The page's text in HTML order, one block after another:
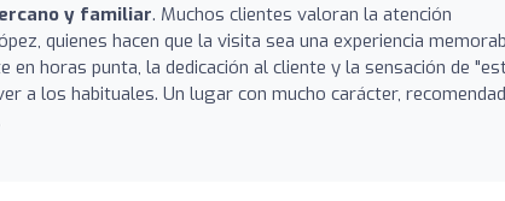
y familiar. Muchos clientes valoran la atención
quienes hacen que la visita sea una experiencia
horas punta, la dedicación al cliente y la sensación de
a los habituales. Un lugar con mucho carácter,